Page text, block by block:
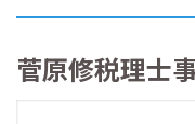
菅原修税理士